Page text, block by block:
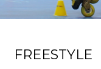
FREESTYLE